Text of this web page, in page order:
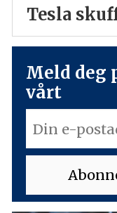
Tesla
Meld deg
vårt